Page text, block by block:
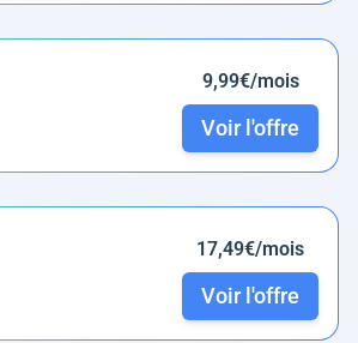
9,99€/mois
Voir l'offre
17,49€/mois
Voir l'offre